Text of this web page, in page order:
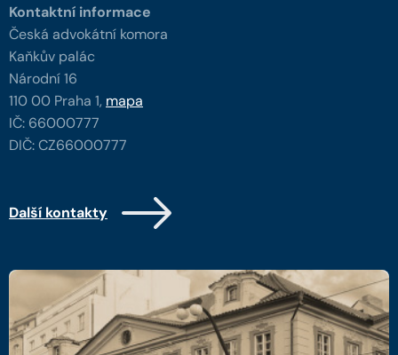
Kontaktní informace
Česká advokátní komora
Kaňkův palác
Národní 16
110 00 Praha 1, mapa
IČ: 66000777
DIČ: CZ66000777
Další kontakty